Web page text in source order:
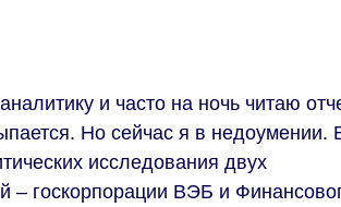
и часто на ночь читаю
Но сейчас я в недоумении.
исследования двух
– госкорпорации ВЭБ и